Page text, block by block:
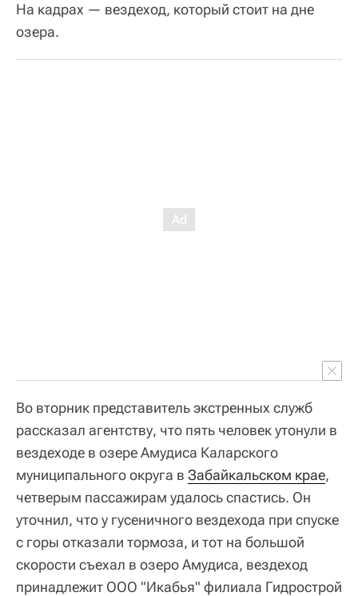
На кадрах — вездеход, который стоит на дне
озера.
Во вторник представитель экстренных служб
рассказал агентству, что пять человек утонули в
вездеходе в озере Амудиса Каларского
муниципального округа в Забайкальском крае,
четверым пассажирам удалось спастись. Он
уточнил, что у гусеничного вездехода при спуске
с горы отказали тормоза, и тот на большой
скорости съехал в озеро Амудиса, вездеход
принадлежит ООО "Икабья" филиала Гидрострой